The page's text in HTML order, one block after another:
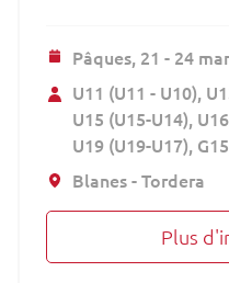
Pâques, 21 - 24
U11 (U11 - U10)
U15 (U15-U14) U16
U19 (U19-U17) G15
Blanes - Tordera
Plus